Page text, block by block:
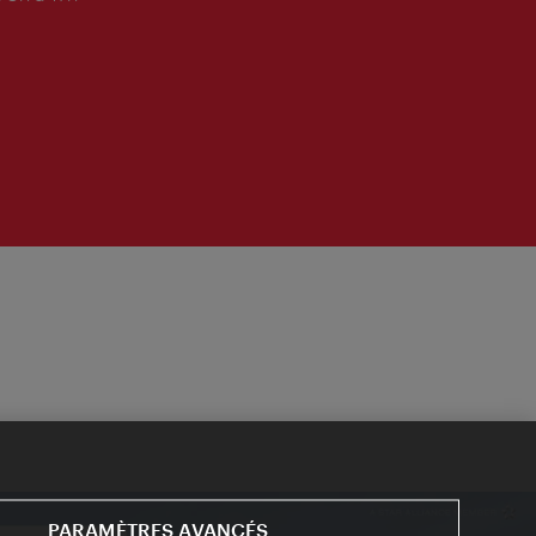
PARAMÈTRES AVANCÉS